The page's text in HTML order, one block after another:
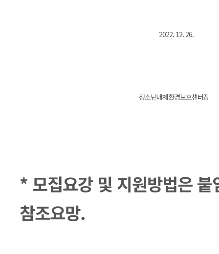
2022. 12. 26.
청소년매체환경보호센터장
* 모집요강 및 지원방법은 붙
참조요망.